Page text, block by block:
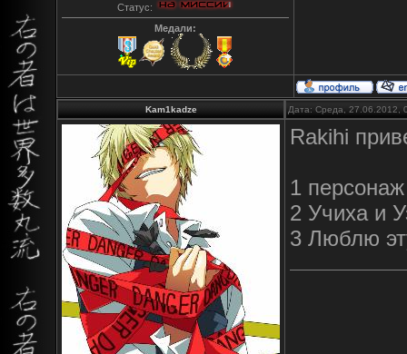
Статус:
Медали:
Kam1kadze Дата: Среда,
Rakihi
1
2 Учиха и
3 Люблю